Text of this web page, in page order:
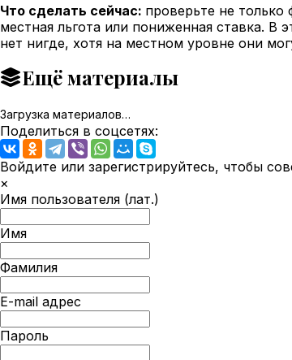
Что сделать сейчас: проверьте не
местная льгота или пониженная ставка. В
нет нигде, хотя на местном уровне они
Ещё материалы
Загрузка материалов…
Поделиться в соцсетях:
Войдите или зарегистрируйтесь, чтобы
×
Имя пользователя (лат.)
Имя
Фамилия
E-mail адрес
Пароль